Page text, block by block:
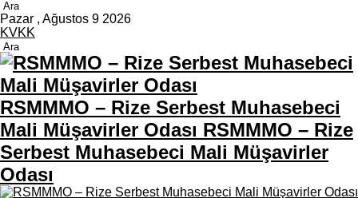
Pazar , Ağustos 9 2026
KVKK
RSMMMO – Rize Serbest Muhasebeci
Mali Müşavirler Odası RSMMMO – Rize
Serbest Muhasebeci Mali Müşavirler
Odası